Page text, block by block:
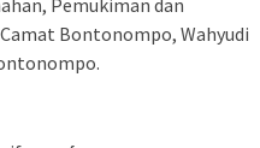
Bontonompo, Wahyudi